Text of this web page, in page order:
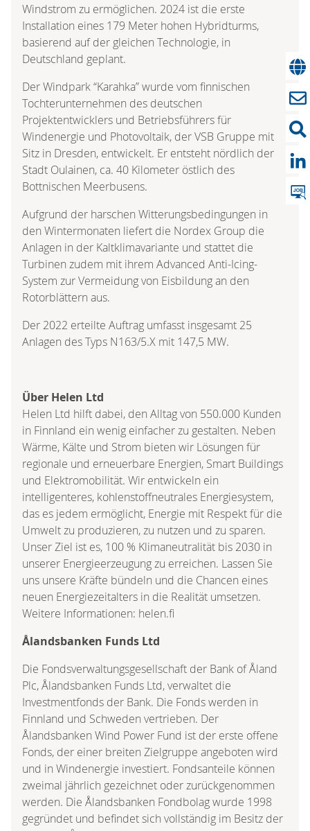
Windstrom zu ermöglichen. 2024 ist die erste
Installation eines 179 Meter hohen Hybridturms,
basierend auf der gleichen Technologie, in
Deutschland geplant.
Der Windpark “Karahka” wurde vom finnischen
Tochterunternehmen des deutschen
Projektentwicklers und Betriebsführers für
Windenergie und Photovoltaik, der VSB Gruppe mit
Sitz in Dresden, entwickelt. Er entsteht nördlich der
Stadt Oulainen, ca. 40 Kilometer östlich des
Bottnischen Meerbusens.
Aufgrund der harschen Witterungsbedingungen in
den Wintermonaten liefert die Nordex Group die
Anlagen in der Kaltklimavariante und stattet die
Turbinen zudem mit ihrem Advanced Anti-Icing-
System zur Vermeidung von Eisbildung an den
Rotorblättern aus.
Der 2022 erteilte Auftrag umfasst insgesamt 25
Anlagen des Typs N163/5.X mit 147,5 MW.
Über Helen Ltd
Helen Ltd hilft dabei, den Alltag von 550.000 Kunden
in Finnland ein wenig einfacher zu gestalten. Neben
Wärme, Kälte und Strom bieten wir Lösungen für
regionale und erneuerbare Energien, Smart Buildings
und Elektromobilität. Wir entwickeln ein
intelligenteres, kohlenstoffneutrales Energiesystem,
das es jedem ermöglicht, Energie mit Respekt für die
Umwelt zu produzieren, zu nutzen und zu sparen.
Unser Ziel ist es, 100 % Klimaneutralität bis 2030 in
unserer Energieerzeugung zu erreichen. Lassen Sie
uns unsere Kräfte bündeln und die Chancen eines
neuen Energiezeitalters in die Realität umsetzen.
Weitere Informationen: helen.fi
Ålandsbanken Funds Ltd
Die Fondsverwaltungsgesellschaft der Bank of Åland
Plc, Ålandsbanken Funds Ltd, verwaltet die
Investmentfonds der Bank. Die Fonds werden in
Finnland und Schweden vertrieben. Der
Ålandsbanken Wind Power Fund ist der erste offene
Fonds, der einer breiten Zielgruppe angeboten wird
und in Windenergie investiert. Fondsanteile können
zweimal jährlich gezeichnet oder zurückgenommen
werden. Die Ålandsbanken Fondbolag wurde 1998
gegründet und befindet sich vollständig im Besitz der